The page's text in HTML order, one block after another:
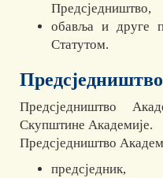
Предсједништво,
обавља и друге
Статутом.
Предсједништво
Скупштине Академије.
Предсједништво
предсједник,